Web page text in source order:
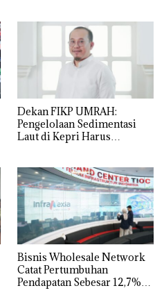
Dekan FIKP UMRAH:
Pengelolaan Sedimentasi
Laut di Kepri Harus
dengan Konservasi
Bisnis Wholesale Network
Catat Pertumbuhan
Pendapatan Sebesar 12,7%